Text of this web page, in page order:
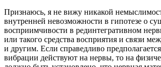
Признаюсь, я не вижу никакой
внутренней невозможности в гипотезе о
восприимчивости в рединтегративном
или такого средства восприятия и связи
и другим. Если справедливо
вибрации действуют на нервы, то на